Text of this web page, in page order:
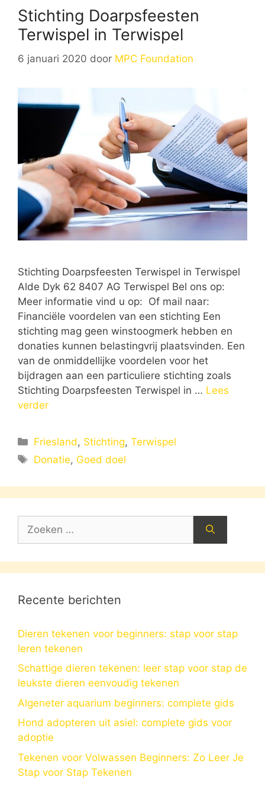
Stichting Doarpsfeesten
Terwispel in Terwispel
6 januari 2020 door MPC Foundation
Stichting Doarpsfeesten Terwispel in Terwispel
Alde Dyk 62 8407 AG Terwispel Bel ons op:
Meer informatie vind u op: Of mail naar:
Financiële voordelen van een stichting Een
stichting mag geen winstoogmerk hebben en
donaties kunnen belastingvrij plaatsvinden. Een
van de onmiddellijke voordelen voor het
bijdragen aan een particuliere stichting zoals
Stichting Doarpsfeesten Terwispel in … Lees
verder
Categorieën
Friesland , Stichting,Terwispel
Tags
Donatie, Goed doel
naar:
Recente berichten
Dieren tekenen voor beginners: stap voor stap
leren tekenen
Schattige dieren tekenen: leer stap voor stap de
leukste dieren eenvoudig tekenen
Algeneter aquarium beginners: complete gids
Hond adopteren uit asiel: complete gids voor
adoptie
Tekenen voor Volwassen Beginners: Zo Leer Je
Stap voor Stap Tekenen